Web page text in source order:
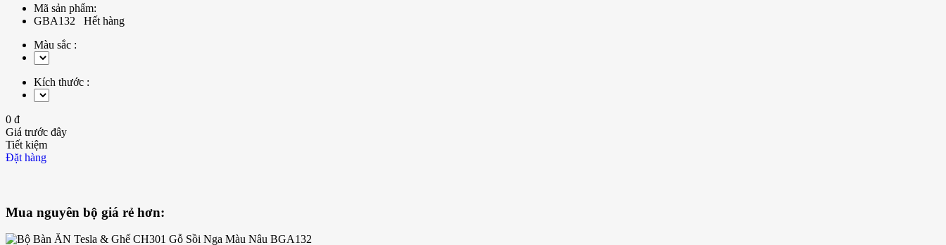
Mã sản phẩm:
GBA132 Hết hàng
Màu sắc :
Kích thước :
0 đ
Giá trước đây
Tiết kiệm
Đặt hàng
Mua nguyên bộ giá rẻ hơn: